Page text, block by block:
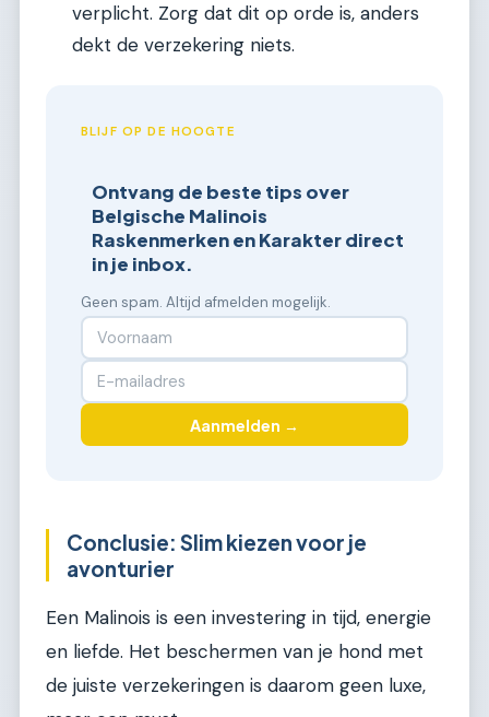
verplicht. Zorg dat dit op orde is, anders
dekt de verzekering niets.
BLIJF OP DE HOOGTE
Ontvang de beste tips over
Belgische Malinois
Raskenmerken en Karakter direct
in je inbox.
Geen spam. Altijd afmelden mogelijk.
Aanmelden →
Conclusie: Slim kiezen voor je
avonturier
Een Malinois is een investering in tijd, energie
en liefde. Het beschermen van je hond met
de juiste verzekeringen is daarom geen luxe,